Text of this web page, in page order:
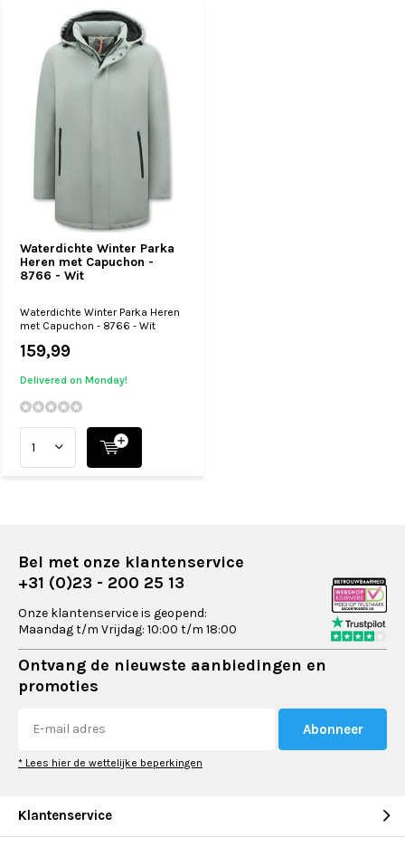
Waterdichte Winter Parka
Heren met Capuchon -
8766 - Wit
Waterdichte Winter Parka Heren
met Capuchon - 8766 - Wit
159,99
Delivered on Monday!
Bel met onze klantenservice
+31 (0)23 - 200 25 13
Onze klantenservice is geopend:
Maandag t/m Vrijdag: 10:00 t/m 18:00
Ontvang de nieuwste aanbiedingen en
promoties
Abonneer
* Lees hier de wettelijke beperkingen
Klantenservice